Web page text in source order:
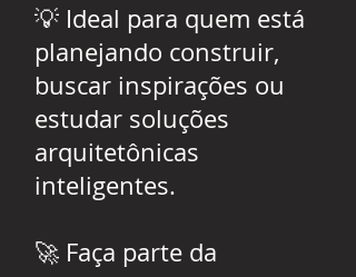
💡 Ideal para quem está
planejando construir,
buscar inspirações ou
estudar soluções
arquitetônicas
inteligentes.
🚀 Faça parte da